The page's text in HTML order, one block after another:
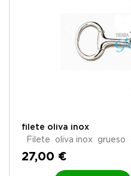
filete oliva inox
Filete oliva inox grueso
27,00 €